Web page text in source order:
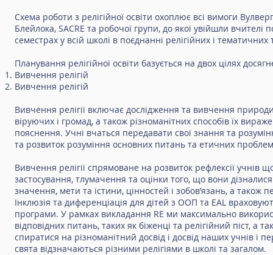
Схема роботи з релігійної освіти охоплює всі вимоги
Блейлока, SACRE та робочої групи, до якої увійшли вчителі
семестрах у всій школі в поєднанні релігійних і тематичних
Планування релігійної освіти базується на двох цілях
Вивчення релігій
Вивчення релігій
Вивчення релігії включає дослідження та вивчення
віруючих і громад, а також різноманітних способів їх
пояснення. Учні вчаться передавати свої знання та
та розвиток розуміння основних питань та етичних
Вивчення релігії спрямоване на розвиток рефлексії учнів
застосування, тлумачення та оцінки того, що вони
значення, мети та істини, цінностей і зобов’язань, а також
Інклюзія та диференціація для дітей з ООП та EAL
програми. У рамках викладання RE ми максимально
відповідних питань, таких як біженці та релігійний піст,
спиратися на різноманітний досвід і досвід наших учнів і
свята відзначаються різними релігіями в школі та загалом.